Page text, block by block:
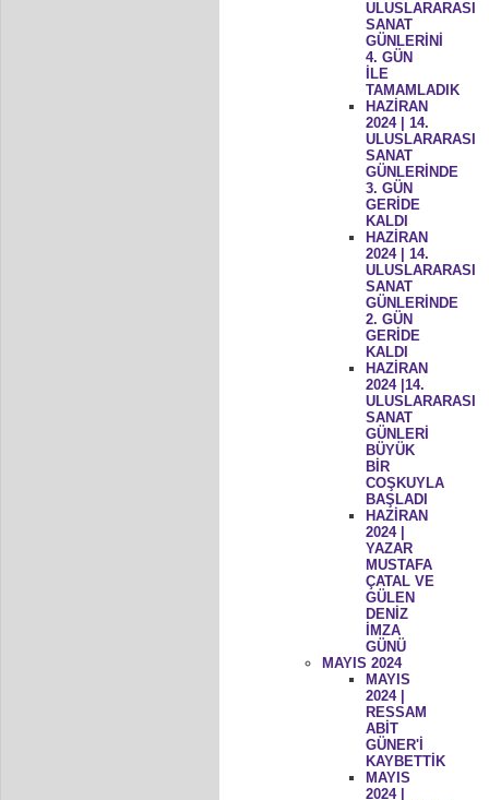
ULUSLARARASI
SANAT
GÜNLERİNİ
4. GÜN
İLE
TAMAMLADIK
HAZİRAN
2024 | 14.
ULUSLARARASI
SANAT
GÜNLERİNDE
3. GÜN
GERİDE
KALDI
HAZİRAN
2024 | 14.
ULUSLARARASI
SANAT
GÜNLERİNDE
2. GÜN
GERİDE
KALDI
HAZİRAN
2024 |14.
ULUSLARARASI
SANAT
GÜNLERİ
BÜYÜK
BİR
COŞKUYLA
BAŞLADI
HAZİRAN
2024 |
YAZAR
MUSTAFA
ÇATAL VE
GÜLEN
DENİZ
İMZA
GÜNÜ
MAYIS 2024
MAYIS
2024 |
RESSAM
ABİT
GÜNER'İ
KAYBETTİK
MAYIS
2024 |